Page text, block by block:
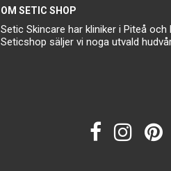
OM SETIC SHOP
Setic Skincare har kliniker i Piteå och
Seticshop säljer vi noga utvald